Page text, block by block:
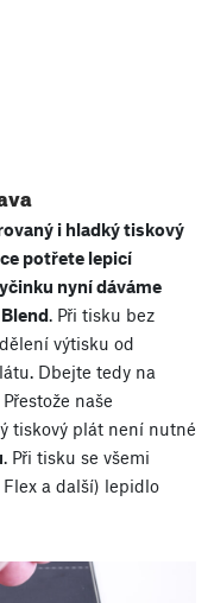
i hladký tiskový
potřete lepicí
nyní dáváme
. Při tisku bez
výtisku od
Dbejte tedy na
naše
tiskový plát není nutné
. Při tisku se všemi
a další) lepidlo